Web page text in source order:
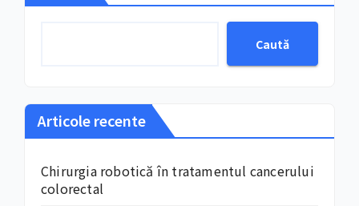
Caută
Articole recente
Chirurgia robotică în tratamentul cancerului
colorectal